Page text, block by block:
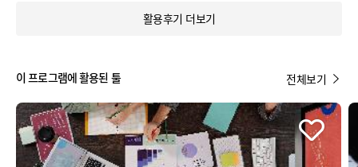
활용후기 더보기
이 프로그램에 활용된 툴 전체보기